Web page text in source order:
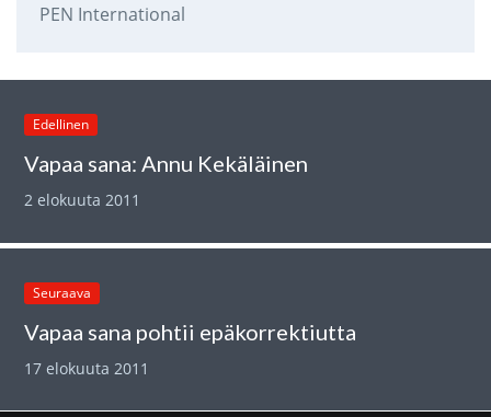
PEN International
Edellinen
Vapaa sana: Annu Kekäläinen
2 elokuuta 2011
Seuraava
Vapaa sana pohtii epäkorrektiutta
17 elokuuta 2011